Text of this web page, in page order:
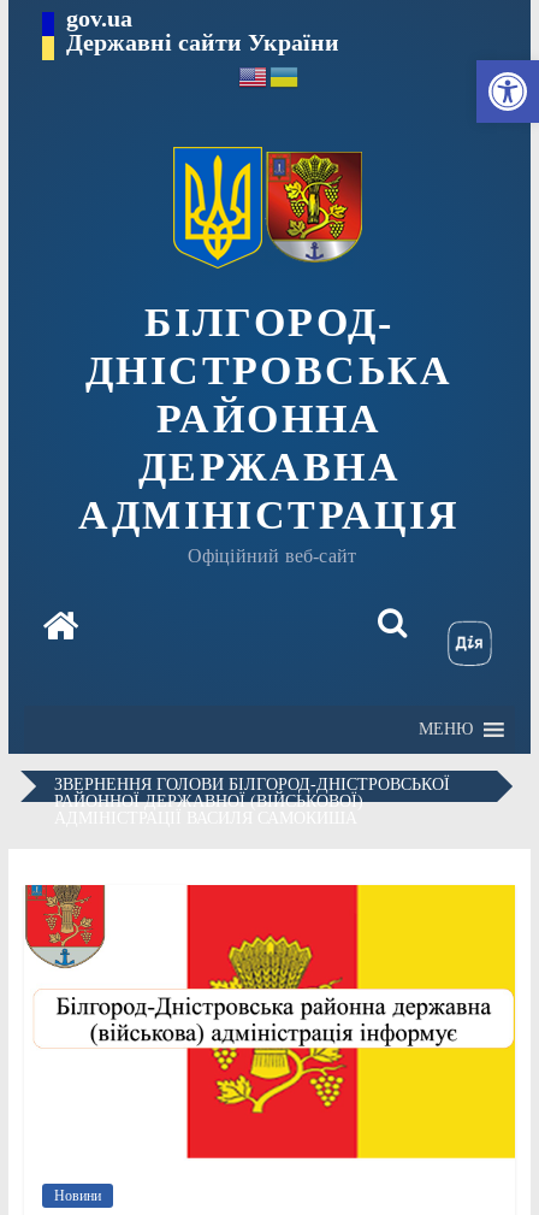
вмісту
gov.ua
Державні сайти України
БІЛГОРОД-
ДНІСТРОВСЬКА
РАЙОННА
ДЕРЖАВНА
АДМІНІСТРАЦІЯ
Офіційний веб-сайт
МЕНЮ
ЗВЕРНЕННЯ ГОЛОВИ БІЛГОРОД-ДНІСТРОВСЬКОЇ
РАЙОННОЇ ДЕРЖАВНОЇ (ВІЙСЬКОВОЇ)
Новини